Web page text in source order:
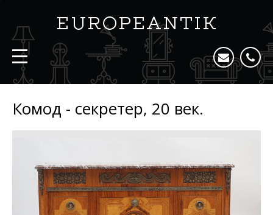
Комод - секретер, 20 век.